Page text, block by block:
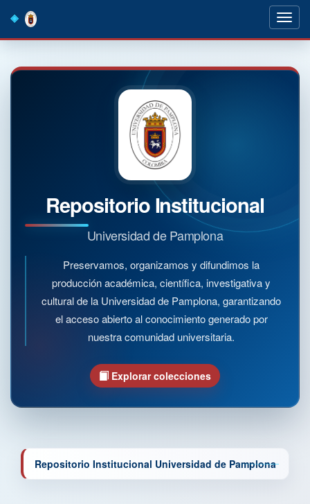
navigation
Repositorio Institucional
Universidad de Pamplona
Preservamos, organizamos y difundimos la
producción académica, científica, investigativa y
cultural de la Universidad de Pamplona, garantizando
el acceso abierto al conocimiento generado por
nuestra comunidad universitaria.
Explorar colecciones
Repositorio Institucional Universidad de Pamplona